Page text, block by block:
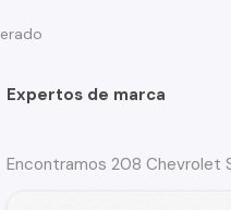
Expertos de marca
Encontramos 208 Chevrolet